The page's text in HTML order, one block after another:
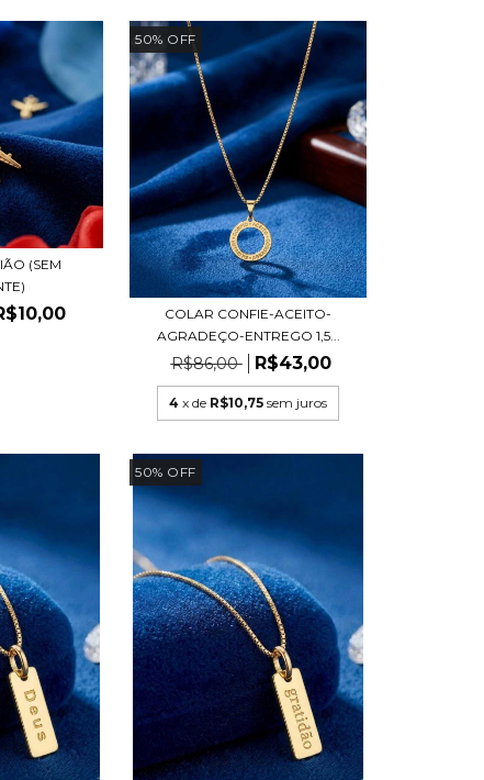
(SEM
50% OFF
COLAR CONFIE-ACEITO-
AGRADEÇO-ENTREGO 1,5...
R$86,00 R$43,00
4 x de R$10,75 sem juros
50% OFF